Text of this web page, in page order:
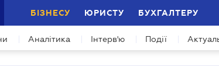
БІЗНЕСУ ЮРИСТУ БУХГАЛТЕРУ
Аналітика Інтерв'ю Події